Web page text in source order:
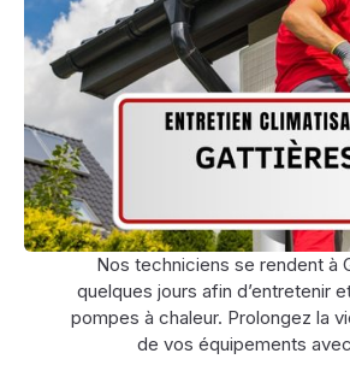
Nos techniciens se rendent à
quelques jours afin d’entretenir
pompes à chaleur. Prolongez la
de vos équipements